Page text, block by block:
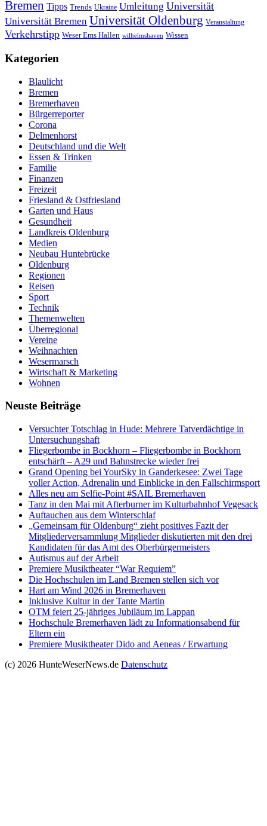
Bremen Tipps Trends Ukraine Umleitung Universität
Universität Bremen Universität Oldenburg Veranstaltung
Verkehrstipp Weser Ems Hallen wilhelmshaven Wissen
Kategorien
Blaulicht
Bremen
Bremerhaven
Bürgerreporter
Corona
Delmenhorst
Deutschland und die Welt
Essen & Trinken
Familie
Finanzen
Freizeit
Friesland & Ostfriesland
Garten und Haus
Gesundheit
Landkreis Oldenburg
Medien
Neubau Huntebrücke
Oldenburg
Regionen
Reisen
Sport
Technik
Themenwelten
Überregional
Vereine
Weihnachten
Wesermarsch
Wirtschaft & Marketing
Wohnen
Neuste Beiträge
Versucht­er Totschlag in Hude: Mehrere Tatverdächtige in
Untersuchungshaft
Fliegerbombe in Bockhorn – Fliegerbombe in Bockhorn
entschärft – A29 und Bahnstrecke wieder frei
Grand Opening bei YourSky in Ganderkesee: Zwei Tage
voller Action, Adrenalin und Einblicke in den Fallschirmsport
Alles neu am Selfie-Point #SAIL Bremerhaven
Tanz in den Mai mit Afterburner im Kulturbahnhof Vegesack
Auftauchen aus dem Winterschlaf
„Gemeinsam für Oldenburg“ zieht positives Fazit der
Mitgliederversammlung Mitglieder diskutierten mit den drei
Kandidaten für das Amt des Oberbürgermeisters
Autismus auf der Arbeit
Premiere Musiktheater “War Requiem”
Die Hochschulen im Land Bremen stellen sich vor
Hart am Wind 2026 in Bremerhaven
Inklusive Kultur in der Tante Martin
OTM feiert 25-jähriges Jubiläum im Lappan
Hochschule Bremerhaven lädt zu Informationsabend für
Eltern ein
Premiere Musiktheater Dido and Aeneas / Erwartung
(c) 2026 HunteWeserNews.de Datenschutz